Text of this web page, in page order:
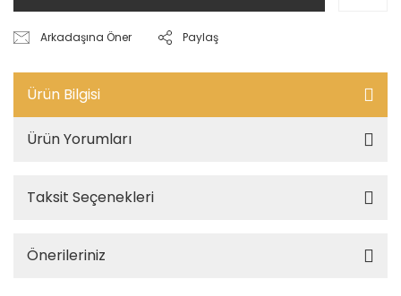
Arkadaşına Öner Paylaş
Ürün Bilgisi
Ürün Yorumları
Taksit Seçenekleri
Önerileriniz